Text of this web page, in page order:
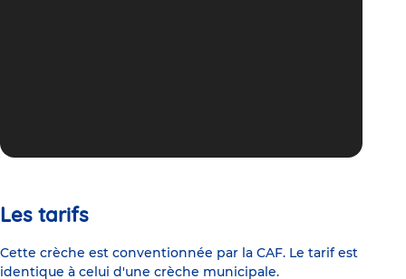
Les tarifs
Cette crèche est conventionnée par la CAF. Le tarif est
identique à celui d'une crèche municipale.